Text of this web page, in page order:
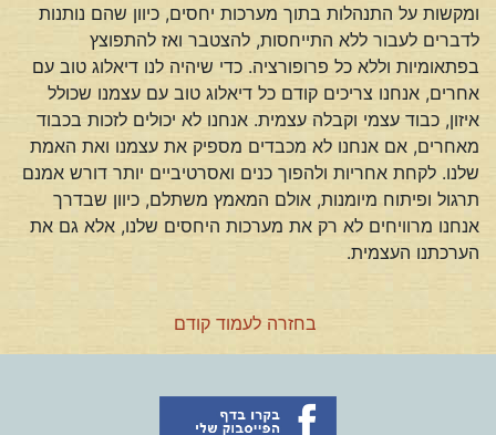
ומקשות על התנהלות בתוך מערכות יחסים, כיוון שהם נותנות
לדברים לעבור ללא התייחסות, להצטבר ואז להתפוצץ
בפתאומיות וללא כל פרופורציה. כדי שיהיה לנו דיאלוג טוב עם
אחרים, אנחנו צריכים קודם כל דיאלוג טוב עם עצמנו שכולל
איזון, כבוד עצמי וקבלה עצמית. אנחנו לא יכולים לזכות בכבוד
מאחרים, אם אנחנו לא מכבדים מספיק את עצמנו ואת האמת
שלנו. לקחת אחריות ולהפוך כנים ואסרטיביים יותר דורש אמנם
תרגול ופיתוח מיומנות, אולם המאמץ משתלם, כיוון שבדרך
אנחנו מרוויחים לא רק את מערכות היחסים שלנו, אלא גם את
הערכתנו העצמית.
בחזרה לעמוד קודם